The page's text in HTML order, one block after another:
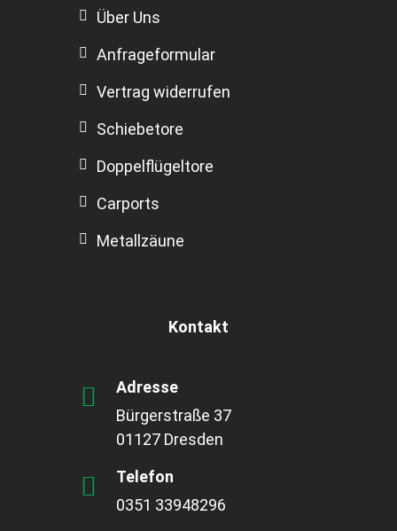
Über Uns
Anfrageformular
Vertrag widerrufen
Schiebetore
Doppelflügeltore
Carports
Metallzäune
Kontakt
Adresse
Bürgerstraße 37
01127 Dresden
Telefon
0351 33948296